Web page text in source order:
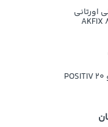
اورتانی
اسپری پوزیتیو 20 POSITIV